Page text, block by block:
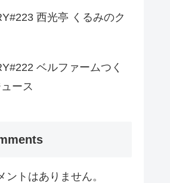
西光亭 くるみのク
ベルファームつく
ース
ントはありません。